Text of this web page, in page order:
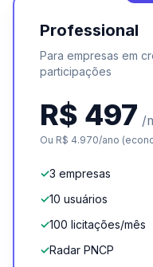
Professional
Para empresas em
participações
R$ 497 /
Ou R$ 4.970/ano
✓3 empresas
✓10 usuários
✓100 licitações/mês
✓Radar PNCP